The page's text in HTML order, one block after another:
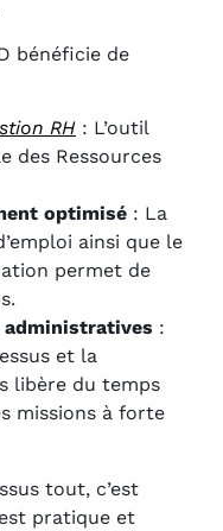
bénéficie de
RH : L’outil
des Ressources
optimisé : La
ainsi que le
permet de
administratives :
et la
libère du temps
missions à forte
tout, c’est
pratique et